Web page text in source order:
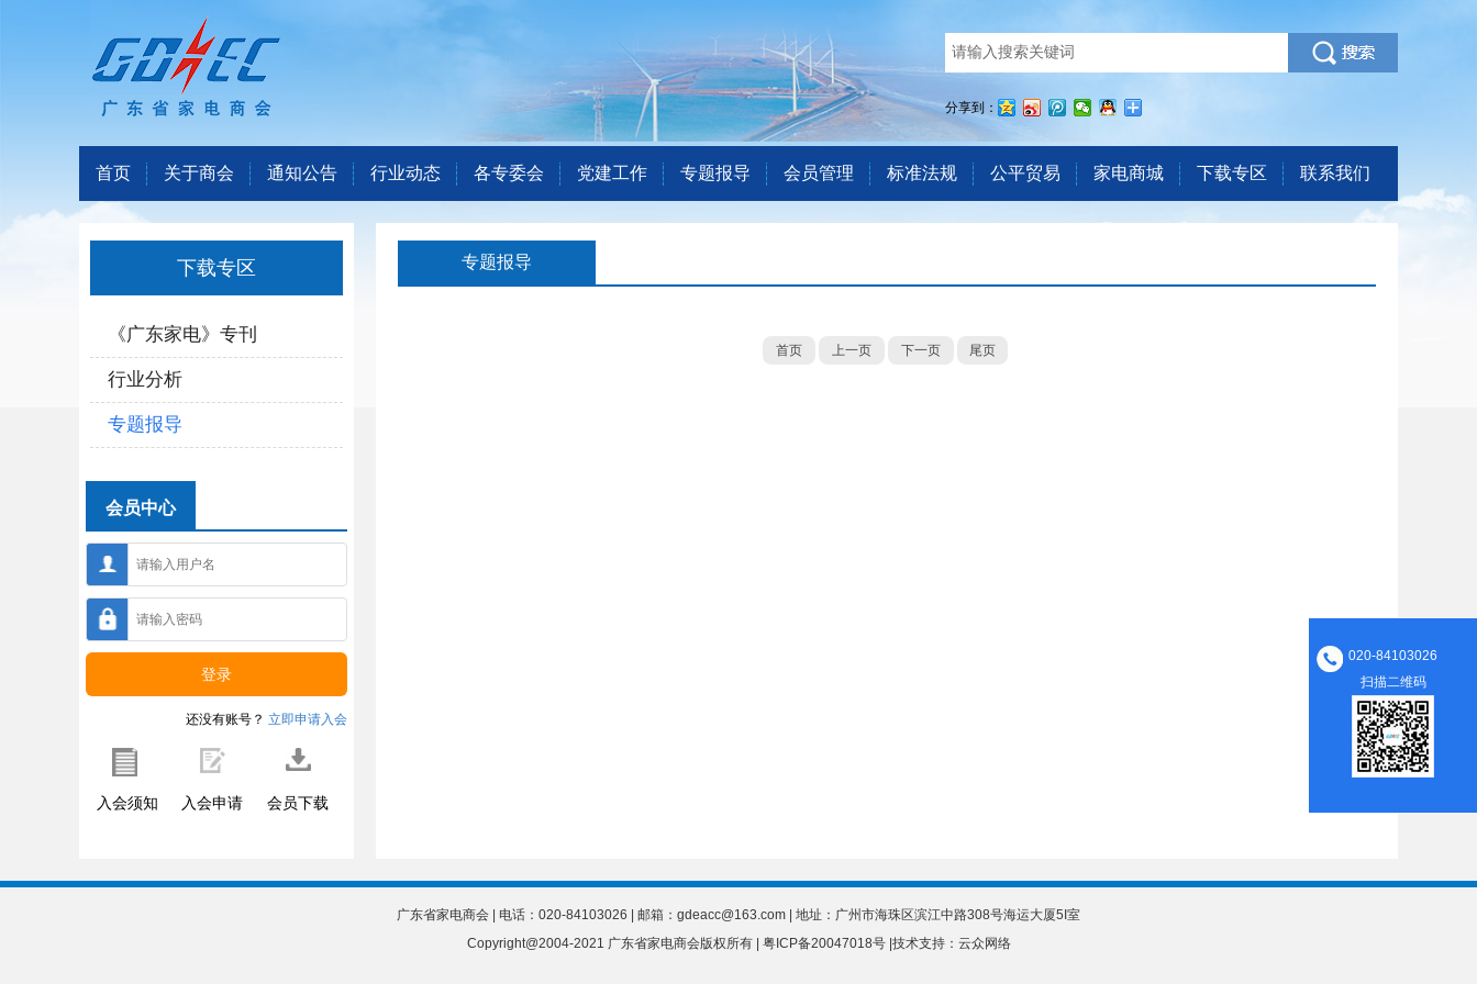
分享到：
首页 关于商会 通知公告 行业动态 各专委会 党建工作 专题报导 会员管理 标准法规 公平贸易 家电商城 下载专区 联系我们
下载专区
《广东家电》专刊
行业分析
专题报导
会员中心
还没有账号？ 立即申请入会
入会须知 入会申请 会员下载
专题报导
首页 上一页 下一页 尾页
020-84103026
扫描二维码
广东省家电商会 | 电话：020-84103026 | 邮箱：gdeacc@163.com | 地址：广州市海珠区滨江中路308号海运大厦5I室
Copyright@2004-2021 广东省家电商会版权所有 | 粤ICP备20047018号 | 技术支持：云众网络